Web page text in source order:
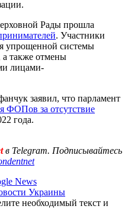
Рады прошла
. Участники
упрощенной системы
а также отмены
лицами-
заявил, что парламент
ФОПов за отсутствие
года.
в Telegram. Подписывайтесь
News
Украины
необходимый текст и